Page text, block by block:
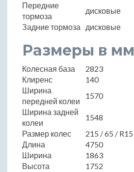
Передние
тормоза
дисковые
Задние тормоза
дисковые
Размеры в мм
Колесная база
2823
Клиренс
140
Ширина
передней колеи
1570
Ширина задней
колеи
1548
Размер колес
215 / 65 / R15
Длина
4750
Ширина
1863
Высота
1752